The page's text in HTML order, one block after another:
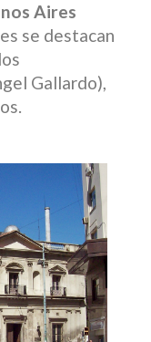
Aires
se destacan
Gallardo),